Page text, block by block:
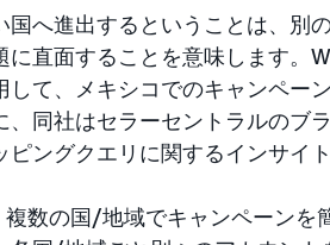
国へ進出するということは、別
に直面することを意味します。
して、メキシコでのキャンペー
、同社はセラーセントラルのブ
ピングクエリに関するインサイ
数の国/地域でキャンペーンを